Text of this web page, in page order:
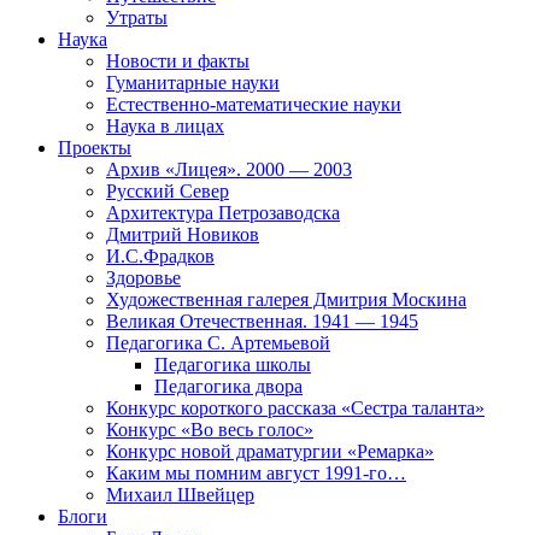
Утраты
Наука
Новости и факты
Гуманитарные науки
Естественно-математические науки
Наука в лицах
Проекты
Архив «Лицея». 2000 — 2003
Русский Север
Архитектура Петрозаводска
Дмитрий Новиков
И.С.Фрадков
Здоровье
Художественная галерея Дмитрия Москина
Великая Отечественная. 1941 — 1945
Педагогика С. Артемьевой
Педагогика школы
Педагогика двора
Конкурс короткого рассказа «Сестра таланта»
Конкурс «Во весь голос»
Конкурс новой драматургии «Ремарка»
Каким мы помним август 1991-го…
Михаил Швейцер
Блоги